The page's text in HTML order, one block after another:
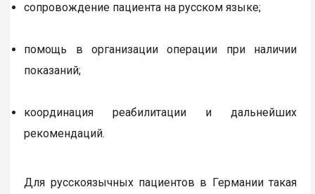
сопровождение пациента на русском языке;
помощь в организации операции при наличии
показаний;
координация реабилитации и дальнейших
рекомендаций.
Для русскоязычных пациентов в Германии такая